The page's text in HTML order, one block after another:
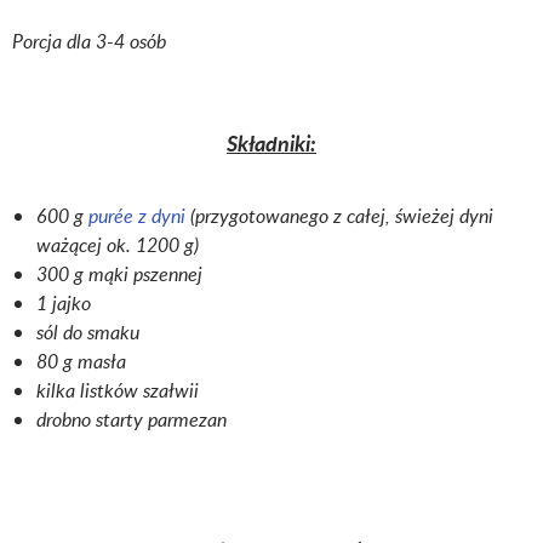
Porcja dla 3-4 osób
Składniki:
600 gpurée z dyni(przygotowanego z całej, świeżej dyni
ważącej ok. 1200 g)
300 g mąki pszennej
1 jajko
sól do smaku
80 g masła
kilka listków szałwii
drobno starty parmezan